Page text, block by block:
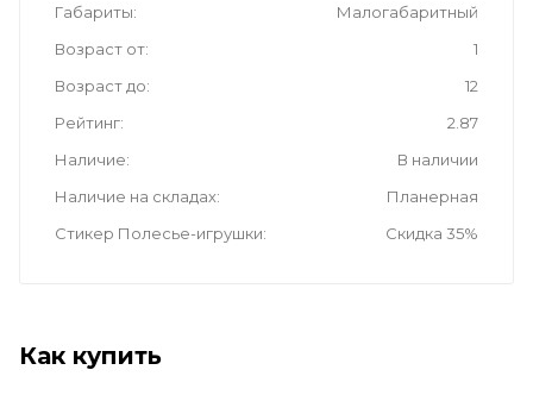
Габариты
Малогабаритный
Возраст от
1
Возраст до
12
Рейтинг
2.87
Наличие
В наличии
Наличие на складах
Планерная
Стикер Полесье-игрушки
Скидка 35%
Как купить